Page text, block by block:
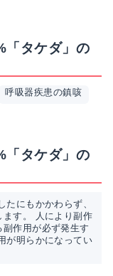
「タケダ」の
呼吸器疾患の鎮咳
「タケダ」の
にもかかわらず、
す。 人により副作
作用が必ず発生す
が明らかになってい